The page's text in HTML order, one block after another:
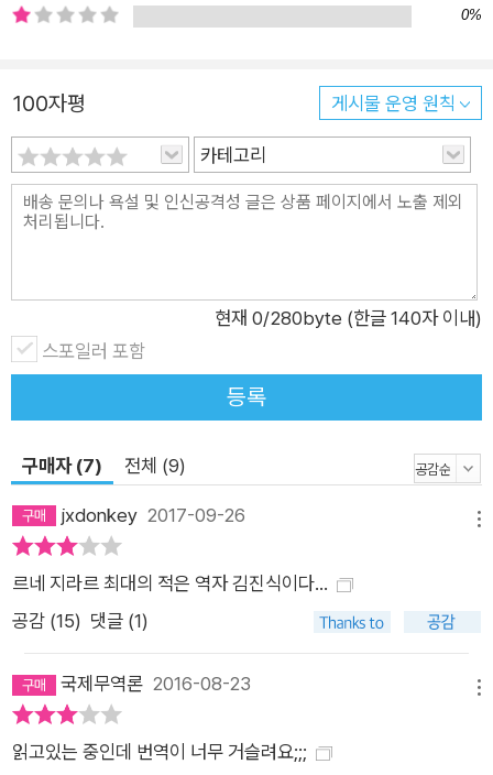
어나 다른 이견을 제시한다는 것은, 물론 한국인들도 예외는 아닐
그런 점에서 우리는 지라르의 『희생양』을 두고 새로운 성서 해석
이라고 간주할 수도 있을 것이다. 성서에 대한 다른 해석을 시도
하고 있는 이 책이 주는 인상은 아슬아슬하여 심지어는 도발적이
기까지 하다. … 지라르에 대한 깊은 이해는 결국 우리로 하여금
우리 현실에 대한 정확한 이해를 향하게 하는데, 이는 서구에서
넓다. 다시 말해 다산성을 가지고 있다. 그 원인을 우리는 그의 인
간 ‘욕망’에 대한 깊은 이해에서 찾아야 할 것이다. 인간을 다루고
있는 모든 학문의 기초에는 분명 인간의 ‘욕망’ 문제가 어떤 형식
으로든 들어있기 때문이다. 사실, 지라르의 야망은 모든 인간적
그러므로 그의 이론이 모든 영역에 적용 가능하다는 것은 곧 그
0%
100자평 게시물 운영 원칙
카테고리
현재 0/280byte (한글 140자 이내)
스포일러 포함
등록
구매자 (7) 전체 (9)
jxdonkey 2017-09-26
르네 지라르 최대의 적은 역자 김진식이다...
공감 (15) 댓글 (1)
국제무역론 2016-08-23
읽고있는 중인데 번역이 너무 거슬려요;;;